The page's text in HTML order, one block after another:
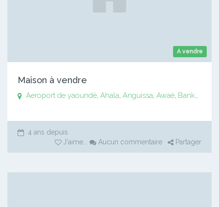
A vendre
Maison à vendre
Aeroport de yaoundé, Ahala, Anguissa, Awaé, Bankomo
4 ans depuis
J'aime ... Aucun commentaire Partager